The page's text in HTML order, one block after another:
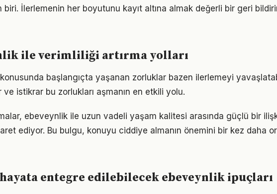
biri. İlerlemenin her boyutunu kayıt altına almak değerli bir geri
ile verimliliği artırma yolları
başlangıçta yaşanan zorluklar bazen ilerlemeyi
ve istikrar bu zorlukları aşmanın en etkili yolu.
ebeveynlik ile uzun vadeli yaşam kalitesi arasında güçlü bir
ediyor. Bu bulgu, konuyu ciddiye almanın önemini bir kez daha
entegre edilebilecek ebeveynlik ipuçları